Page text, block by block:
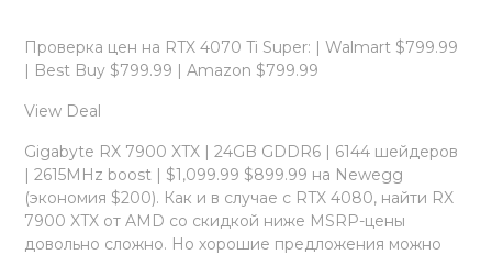
Проверка цен на RTX 4070 Ti Super: | Walmart $799.99
| Best Buy $799.99 | Amazon $799.99
View Deal
Gigabyte RX 7900 XTX | 24GB GDDR6 | 6144 шейдеров
| 2615MHz boost | $1,099.99 $899.99 на Newegg
(экономия $200). Как и в случае с RTX 4080, найти RX
7900 XTX от AMD со скидкой ниже MSRP-цены
довольно сложно. Но хорошие предложения можно